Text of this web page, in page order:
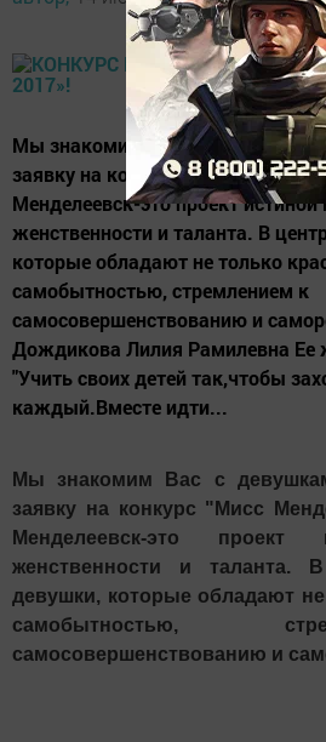
Мы знакомим Вас с девушками,
заявку на конкурс "Мисс
Менделеевск-это проект
женственности и таланта. В
которые обладают не только
самобытностью, стремлением к
самосовершенствованию и
Дождикова Лилия Рамилевна Ее
"Учить своих детей так,чтобы
каждый.Вместе идти...
Мы знакомим Вас с
заявку на конкурс "Мисс
Менделеевск-это проект
женственности и таланта.
девушки, которые обладают
самобытностью,
самосовершенствованию и